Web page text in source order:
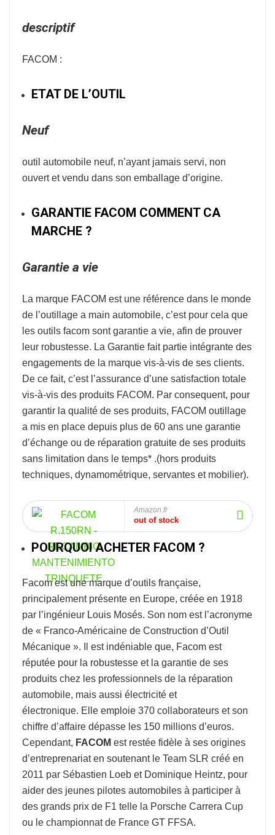
descriptif
FACOM :
ETAT DE L’OUTIL
Neuf
outil automobile neuf, n’ayant jamais servi, non
ouvert et vendu dans son emballage d’origine.
GARANTIE FACOM COMMENT CA
MARCHE ?
Garantie a vie
La marque FACOM est une référence dans le monde
de l’outillage a main automobile, c’est pour cela que
les outils facom sont garantie a vie, afin de prouver
leur robustesse. La Garantie fait partie intégrante des
engagements de la marque vis-à-vis de ses clients.
De ce fait, c’est l’assurance d’une satisfaction totale
vis-à-vis des produits FACOM. Par consequent, pour
garantir la qualité de ses produits, FACOM outillage
a mis en place depuis plus de 60 ans une garantie
d’échange ou de réparation gratuite de ses produits
sans limitation dans le temps* .(hors produits
techniques, dynamométrique, servantes et mobilier).
Amazon.fr
out of stock
POURQUOI ACHETER FACOM ?
Facomest une marque d’outils française,
principalement présente en Europe, créée en 1918
par l’ingénieur Louis Mosés. Son nom est l’acronyme
de « Franco-Américaine de Construction d’Outil
Mécanique ». Il est indéniable que, Facom est
réputée pour la robustesse et la garantie de ses
produits chez les professionnels de la réparation
automobile, mais aussi électricité et
électronique. Elle emploie 370 collaborateurs et son
chiffre d’affaire dépasse les 150 millions d’euros.
Cependant, FACOM est restée fidèle à ses origines
d’entreprenariat en soutenant le Team SLR créé en
2011 par Sébastien Loeb et Dominique Heintz, pour
aider des jeunes pilotes automobiles à participer à
des grands prix de F1 telle la Porsche Carrera Cup
ou le championnat de France GT FFSA.